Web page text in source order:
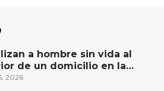
a hombre sin vida al
de un domicilio en la
El Rodeo, San Juan del
2026